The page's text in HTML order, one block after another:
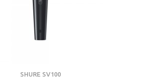
SHURE SV100